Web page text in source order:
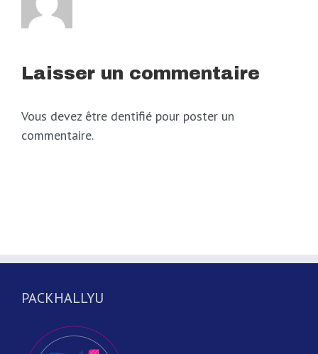
Laisser un commentaire
Vous devez être dentifié pour poster un
commentaire.
PACKHALLYU